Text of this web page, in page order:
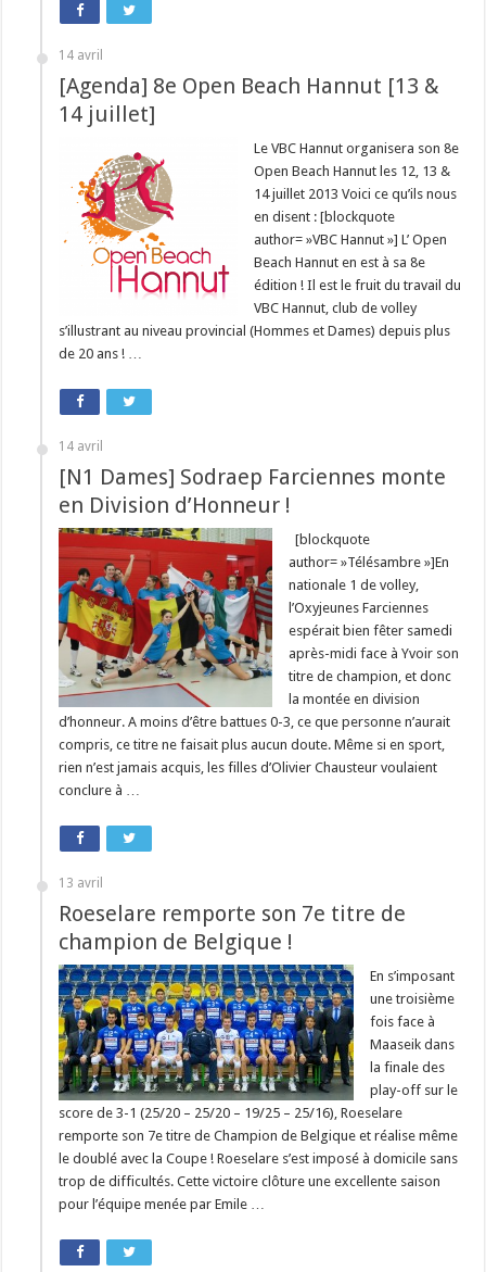
14 avril
[Agenda] 8e Open Beach Hannut [13 &
14 juillet]
Le VBC Hannut organisera son 8e
Open Beach Hannut les 12, 13 &
14 juillet 2013 Voici ce qu’ils nous
en disent : [blockquote
author= »VBC Hannut »] L’ Open
Beach Hannut en est à sa 8e
édition ! Il est le fruit du travail du
VBC Hannut, club de volley
s’illustrant au niveau provincial (Hommes et Dames) depuis plus
de 20 ans ! …
14 avril
[N1 Dames] Sodraep Farciennes monte
en Division d’Honneur !
[blockquote
author= »Télésambre »]En
nationale 1 de volley,
l’Oxyjeunes Farciennes
espérait bien fêter samedi
après-midi face à Yvoir son
titre de champion, et donc
la montée en division
d’honneur. A moins d’être battues 0-3, ce que personne n’aurait
compris, ce titre ne faisait plus aucun doute. Même si en sport,
rien n’est jamais acquis, les filles d’Olivier Chausteur voulaient
conclure à …
13 avril
Roeselare remporte son 7e titre de
champion de Belgique !
En s’imposant
une troisième
fois face à
Maaseik dans
la finale des
play-off sur le
score de 3-1 (25/20 – 25/20 – 19/25 – 25/16), Roeselare
remporte son 7e titre de Champion de Belgique et réalise même
le doublé avec la Coupe ! Roeselare s’est imposé à domicile sans
trop de difficultés. Cette victoire clôture une excellente saison
pour l’équipe menée par Emile …